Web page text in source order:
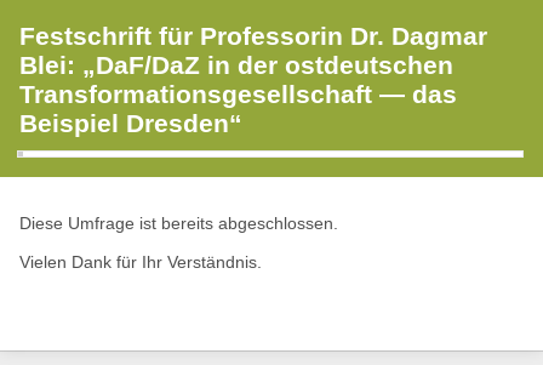
Festschrift für Professorin Dr. Dagmar
Blei: „DaF/DaZ in der ostdeutschen
Transformationsgesellschaft — das
Beispiel Dresden“
Diese Umfrage ist bereits abgeschlossen.
Vielen Dank für Ihr Verständnis.